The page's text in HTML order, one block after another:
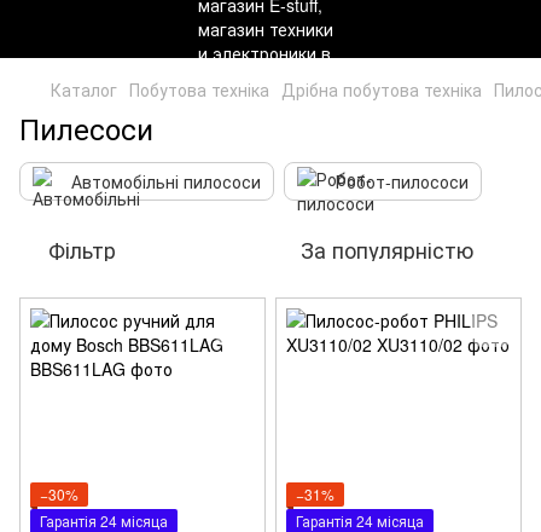
Каталог Побутова техніка Дрібна побутова техніка
Пилесоси
Автомобільні пилососи Робот-пилососи
Фільтр За популярністю
−30%
Гарантія 24 місяца
−31%
Гарантія 24 місяца